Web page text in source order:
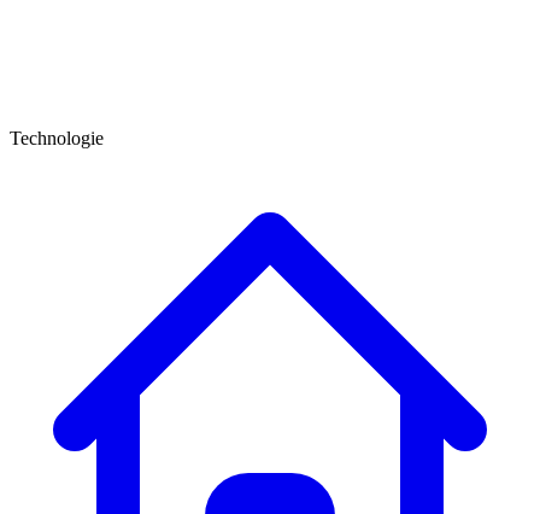
Technologie